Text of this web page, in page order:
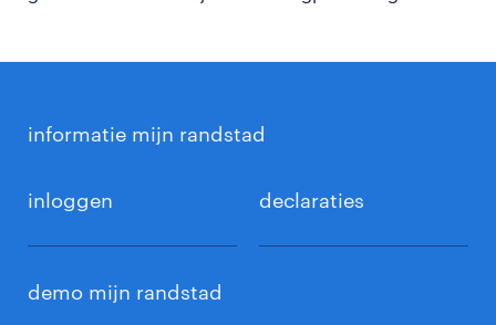
informatie mijn randstad
inloggen declaraties
demo mijn randstad